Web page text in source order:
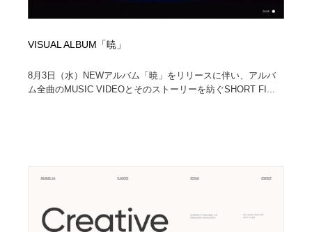
VISUAL ALBUM「暁」
8月3日（水）NEWアルバム「暁」をリリースに伴い、アルバ
ム全曲のMUSIC VIDEOとそのストーリーを紡ぐSHORT FI...